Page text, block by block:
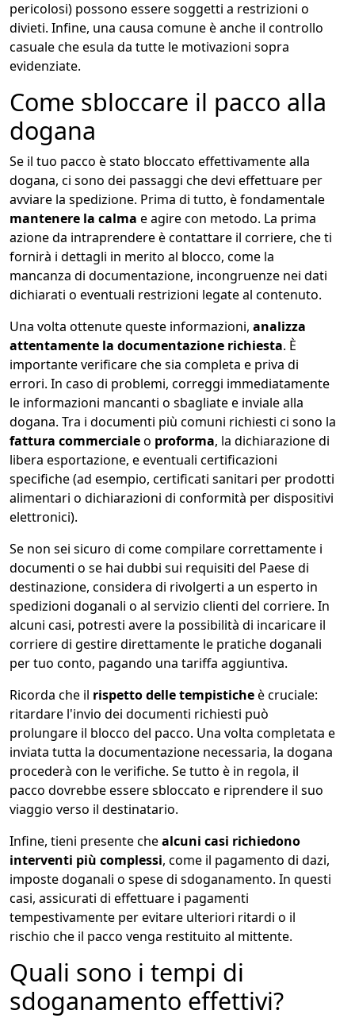
pericolosi) possono essere soggetti a restrizioni o
divieti. Infine, una causa comune è anche il controllo
casuale che esula da tutte le motivazioni sopra
evidenziate.
Come sbloccare il pacco alla
dogana
Se il tuo pacco è stato bloccato effettivamente alla
dogana, ci sono dei passaggi che devi effettuare per
avviare la spedizione. Prima di tutto, è fondamentale
mantenere la calma e agire con metodo. La prima
azione da intraprendere è contattare il corriere, che ti
fornirà i dettagli in merito al blocco, come la
mancanza di documentazione, incongruenze nei dati
dichiarati o eventuali restrizioni legate al contenuto.
Una volta ottenute queste informazioni, analizza
attentamente la documentazione richiesta. È
importante verificare che sia completa e priva di
errori. In caso di problemi, correggi immediatamente
le informazioni mancanti o sbagliate e inviale alla
dogana. Tra i documenti più comuni richiesti ci sono la
fattura commercialeo proforma, la dichiarazione di
libera esportazione, e eventuali certificazioni
specifiche (ad esempio, certificati sanitari per prodotti
alimentari o dichiarazioni di conformità per dispositivi
elettronici).
Se non sei sicuro di come compilare correttamente i
documenti o se hai dubbi sui requisiti del Paese di
destinazione, considera di rivolgerti a un esperto in
spedizioni doganali o al servizio clienti del corriere. In
alcuni casi, potresti avere la possibilità di incaricare il
corriere di gestire direttamente le pratiche doganali
per tuo conto, pagando una tariffa aggiuntiva.
Ricorda che il rispetto delle tempisticheè cruciale:
ritardare l'invio dei documenti richiesti può
prolungare il blocco del pacco. Una volta completata e
inviata tutta la documentazione necessaria, la dogana
procederà con le verifiche. Se tutto è in regola, il
pacco dovrebbe essere sbloccato e riprendere il suo
viaggio verso il destinatario.
Infine, tieni presente chealcuni casi richiedono
interventi più complessi, come il pagamento di dazi,
imposte doganali o spese di sdoganamento. In questi
casi, assicurati di effettuare i pagamenti
tempestivamente per evitare ulteriori ritardi o il
rischio che il pacco venga restituito al mittente.
Quali sono i tempi di
sdoganamento effettivi?